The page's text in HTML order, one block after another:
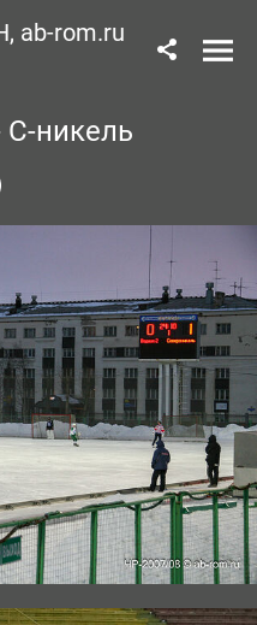
rom.ru
С-никель